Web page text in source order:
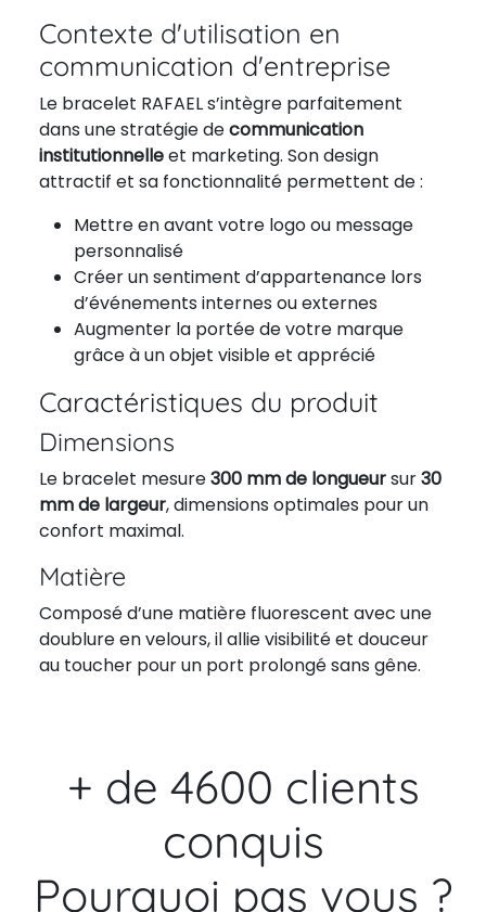
Contexte d'utilisation en
communication d'entreprise
Le bracelet RAFAEL s’intègre parfaitement
dans une stratégie decommunication
institutionnelleet marketing. Son design
attractif et sa fonctionnalité permettent de :
Mettre en avant votre logo ou message
personnalisé
Créer un sentiment d’appartenance lors
d’événements internes ou externes
Augmenter la portée de votre marque
grâce à un objet visible et apprécié
Caractéristiques du produit
Dimensions
Le bracelet mesure300 mm de longueursur30
mm de largeur, dimensions optimales pour un
confort maximal.
Matière
Composé d’une matière fluorescent avec une
doublure en velours, il allie visibilité et douceur
au toucher pour un port prolongé sans gêne.
+ de 4600 clients
conquis
Pourquoi pas vous ?